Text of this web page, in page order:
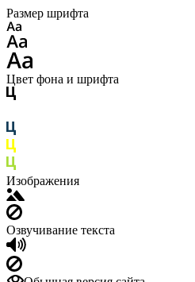
Размер шрифта
Цвет фона и шрифта
Изображения
Озвучивание текста